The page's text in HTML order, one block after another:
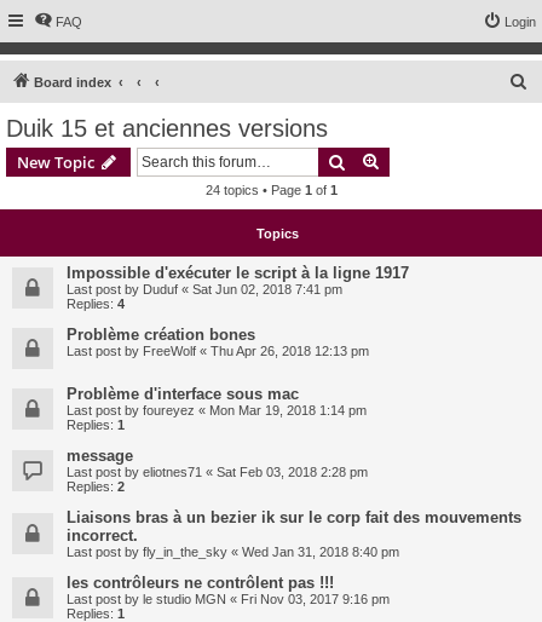
FAQ Login
Board index
Duik 15 et anciennes versions
New Topic Search
24 topics • Page 1 of 1
Topics
Impossible d'exécuter le script à la ligne 1917
Last post by Duduf « Sat Jun 02, 2018 7:41 pm
Replies: 4
Problème création bones
Last post by FreeWolf « Thu Apr 26, 2018 12:13 pm
Problème d'interface sous mac
Last post by foureyez « Mon Mar 19, 2018 1:14 pm
Replies: 1
message
Last post by eliotnes71 « Sat Feb 03, 2018 2:28 pm
Replies: 2
Liaisons bras à un bezier ik sur le corp fait des mouvements
incorrect.
Last post by fly_in_the_sky « Wed Jan 31, 2018 8:40 pm
les contrôleurs ne contrôlent pas !!!
Last post by le studio MGN « Fri Nov 03, 2017 9:16 pm
Replies: 1